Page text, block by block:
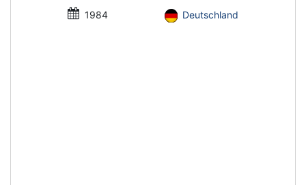
1984 Deutschland